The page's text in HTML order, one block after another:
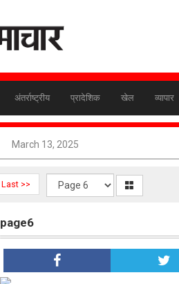
अंतर्राष्ट्रीय प्रादेशिक खेल व्यापार
March 13, 2025
Last >>
page6